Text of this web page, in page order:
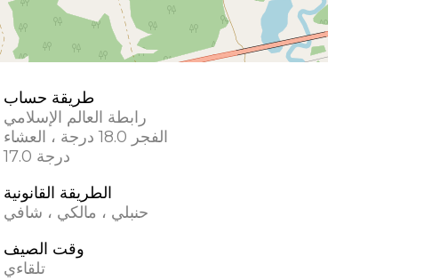
طريقة حساب
رابطة العالم الإسلامي
الفجر 18.0 درجة ، العشاء
17.0 درجة
الطريقة القانونية
حنبلي ، مالكي ، شافي
وقت الصيف
تلقاءي